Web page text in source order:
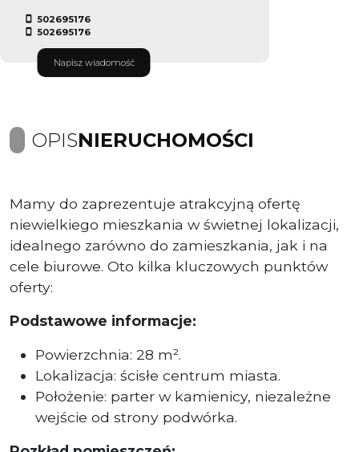
502695176
502695176
Napisz wiadomość
OPISNIERUCHOMOŚCI
Mamy do zaprezentuje atrakcyjną ofertę
niewielkiego mieszkania w świetnej lokalizacji,
idealnego zarówno do zamieszkania, jak i na
cele biurowe. Oto kilka kluczowych punktów
oferty:
Podstawowe informacje:
Powierzchnia: 28 m².
Lokalizacja: ścisłe centrum miasta.
Położenie: parter w kamienicy, niezależne
wejście od strony podwórka.